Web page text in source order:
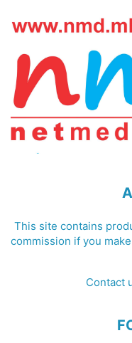
This site contains
commission if you
Contact